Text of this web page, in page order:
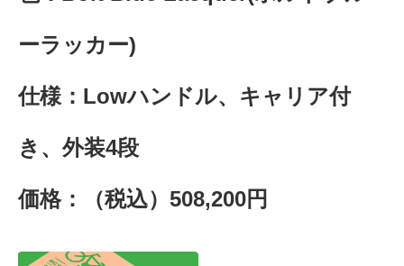
ーラッカー)
仕様：Lowハンドル、キャリア付
き、外装4段
価格：（税込）508,200円